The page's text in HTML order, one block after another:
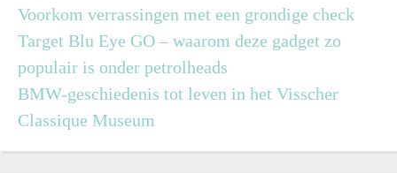
Voorkom verrassingen met een grondige check
Target Blu Eye GO – waarom deze gadget zo
populair is onder petrolheads
BMW-geschiedenis tot leven in het Visscher
Classique Museum